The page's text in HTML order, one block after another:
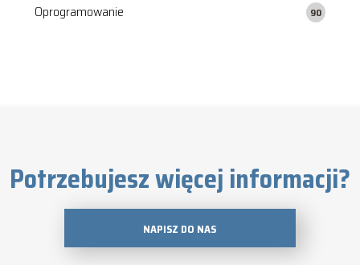
Oprogramowanie 90
Potrzebujesz więcej informacji?
NAPISZ DO NAS